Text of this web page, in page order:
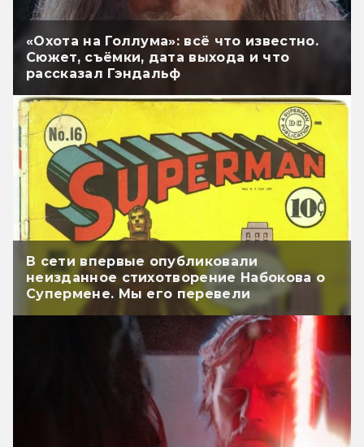
«Охота на Голлума»: всё что известно.
Сюжет, съёмки, дата выхода и что
рассказал Гэндальф
В сети впервые опубликовали
неизданное стихотворение Набокова о
Супермене. Мы его перевели